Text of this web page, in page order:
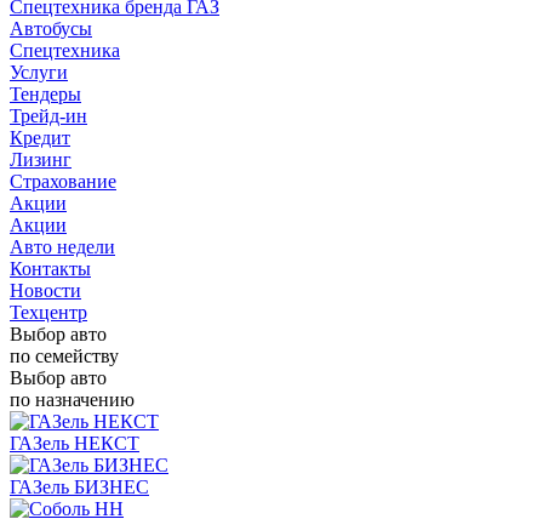
Спецтехника бренда ГАЗ
Автобусы
Спецтехника
Услуги
Тендеры
Трейд-ин
Кредит
Лизинг
Страхование
Акции
Акции
Авто недели
Контакты
Новости
Техцентр
Выбор авто
по семейству
Выбор авто
по назначению
ГАЗель НЕКСТ
ГАЗель БИЗНЕС